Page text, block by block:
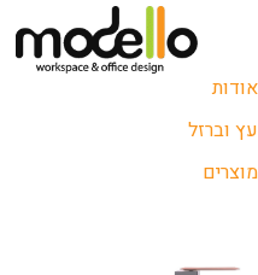
אודות
עץ וברזל
מוצרים